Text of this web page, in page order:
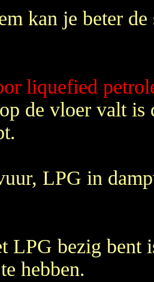
kan je beter
liquefied
de vloer valt is
LPG in
LPG bezig bent
hebben.